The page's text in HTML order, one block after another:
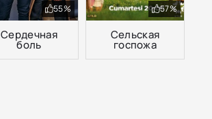
Сердечная
боль
55%
Сельская
госпожа
57%